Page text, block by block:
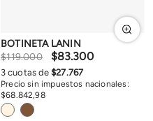
BOTINETA LANIN
$119.000 $83.300
Precio sin impuestos nacionales:
$68 842,98
3 cuotas de$27.767